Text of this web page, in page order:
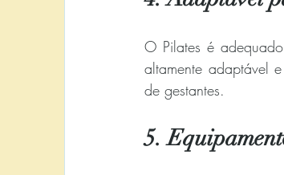
O Pilates é
altamente adaptável
de gestantes.
5.